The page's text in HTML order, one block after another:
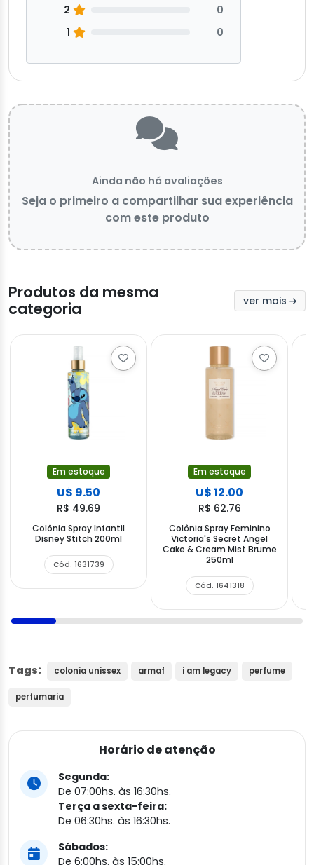
2
0
1
0
Ainda não há avaliações
Seja o primeiro a compartilhar sua experiência
com este produto
Produtos da mesma
categoria
ver mais
Em estoque
U$ 9.50
R$ 49.69
Colônia Spray Infantil
Disney Stitch 200ml
Cód. 1631739
Em estoque
U$ 12.00
R$ 62.76
Colônia Spray Feminino
Victoria's Secret Angel
Cake & Cream Mist Brume
250ml
Cód. 1641318
Tags: colonia unissex armaf i am legacy perfume
perfumaria
Horário de atenção
Segunda:
De 07:00hs. às 16:30hs.
Terça a sexta-feira:
De 06:30hs. às 16:30hs.
Sábados:
De 6:00hs. às 15:00hs.